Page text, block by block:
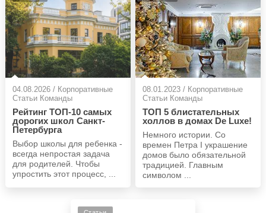
04.08.2026 / Корпоративные
Статьи Команды
Рейтинг ТОП-10 самых
дорогих школ Санкт-
Петербурга
Выбор школы для ребенка -
всегда непростая задача
для родителей. Чтобы
упростить этот процесс, ...
08.01.2023 / Корпоративные
Статьи Команды
ТОП 5 блистательных
холлов в домах De Luxe!
Немного истории. Со
времен Петра I украшение
домов было обязательной
традицией. Главным
символом ...